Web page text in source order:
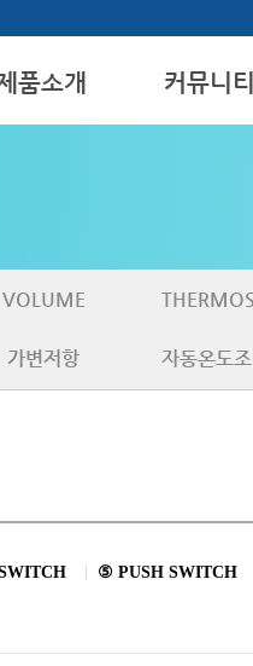
품소개 커뮤니티
VOLUME
가변저항 자동온도조
⑤ PUSH SWITCH